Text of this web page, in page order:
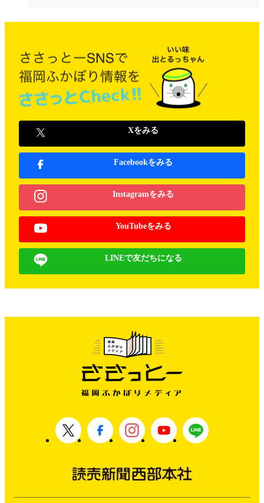
Xをみる
Facebookをみる
Instagramをみる
YouTubeをみる
LINEで友だちになる